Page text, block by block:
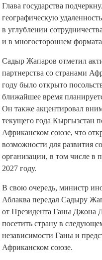
Глава государства
географическую
в углублении
и в многостороннем
Садыр Жапаров отметил
партнерства со странами
году было открыто
ближайшее время
Он также акцентировал
текущего года Кыргызстан
Африканском союзе, что
возможности для развития
организации, в том числе в
2027 году.
В свою очередь, министр
Аблаква передал Садыру
от Президента Ганы Джона
посетить страну в
независимости Ганы и
Африканском союзе.